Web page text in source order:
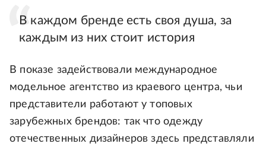
В каждом бренде есть своя душа, за
каждым из них стоит история
В показе задействовали международное
модельное агентство из краевого центра, чьи
представители работают у топовых
зарубежных брендов: так что одежду
отечественных дизайнеров здесь представляли